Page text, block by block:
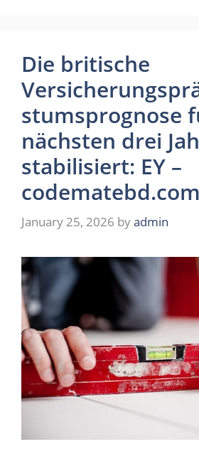
Die britische
stumsprognose
nächsten drei
stabilisiert: EY –
codematebd.com
January 25, 2026 byadmin